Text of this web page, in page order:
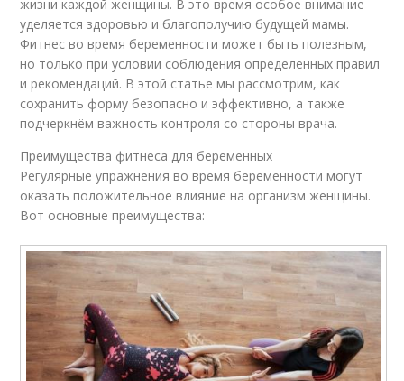
жизни каждой женщины. В это время особое внимание
уделяется здоровью и благополучию будущей мамы.
Фитнес во время беременности может быть полезным,
но только при условии соблюдения определённых правил
и рекомендаций. В этой статье мы рассмотрим, как
сохранить форму безопасно и эффективно, а также
подчеркнём важность контроля со стороны врача.
Преимущества фитнеса для беременных
Регулярные упражнения во время беременности могут
оказать положительное влияние на организм женщины.
Вот основные преимущества: